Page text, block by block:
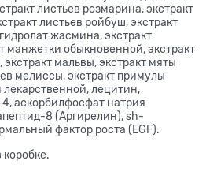
листьев розмарина, экстракт
листьев ройбуш, экстракт
жасмина, экстракт
манжетки обыкновенной, экстракт
мальвы, экстракт мяты
мелиссы, экстракт примулы
лекарственной, лецитин,
аскорбилфосфат натрия
8 (Аргирелин), sh-
фактор роста (EGF).